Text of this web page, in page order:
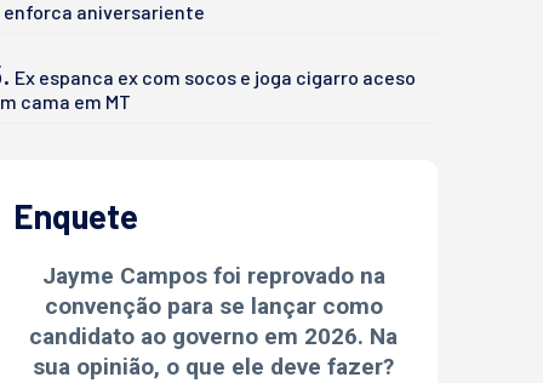
enforca aniversariente
Ex espanca ex com socos e joga cigarro aceso
cama em MT
Enquete
Jayme Campos foi reprovado na
convenção para se lançar como
candidato ao governo em 2026. Na
sua opinião, o que ele deve fazer?